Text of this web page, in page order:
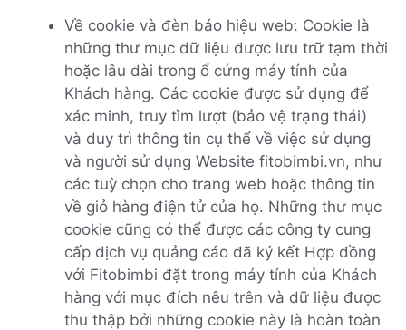
Về cookie và đèn báo hiệu web: Cookie là
những thư mục dữ liệu được lưu trữ tạm thời
hoặc lâu dài trong ổ cứng máy tính của
Khách hàng. Các cookie được sử dụng để
xác minh, truy tìm lượt (bảo vệ trạng thái)
và duy trì thông tin cụ thể về việc sử dụng
và người sử dụng Website fitobimbi.vn, như
các tuỳ chọn cho trang web hoặc thông tin
về giỏ hàng điện tử của họ. Những thư mục
cookie cũng có thể được các công ty cung
cấp dịch vụ quảng cáo đã ký kết Hợp đồng
với Fitobimbi đặt trong máy tính của Khách
hàng với mục đích nêu trên và dữ liệu được
thu thập bởi những cookie này là hoàn toàn